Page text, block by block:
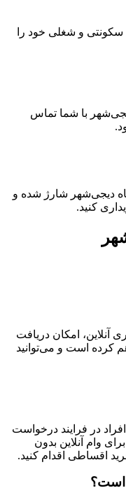
و شغلی خود را
با شما تماس
دیجی‌شهر شارژ شده و
کنید.
آنلاین، امکان دریافت
را فراهم کرده است و می‌توانید
در فرایند درخواست
وام آنلاین بدون
اقساطی اقدام کنید.
است؟